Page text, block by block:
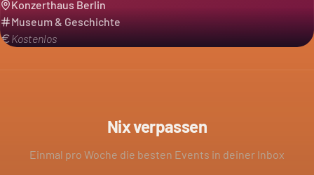
Konzerthaus Berlin
Museum & Geschichte
Kostenlos
Nix verpassen
Einmal pro Woche die besten Events in deiner Inbox